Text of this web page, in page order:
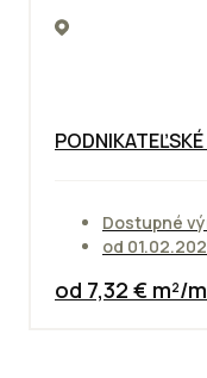
Dostupné
od
od 7,32 € m²/